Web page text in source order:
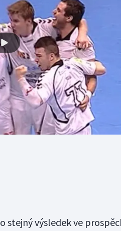
stejný výsledek ve